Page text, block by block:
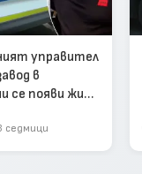
управител
в
се появи жив
седмици